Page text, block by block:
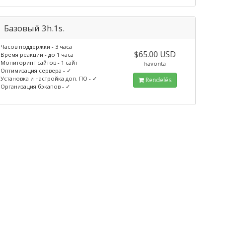
Базовый 3h.1s.
Часов поддержки - 3 часа
Время реакции - до 1 часа
Мониторинг сайтов - 1 сайт
Оптимизация сервера - ✓
Установка и настройка доп. ПО - ✓
Организация бэкапов - ✓
$65.00 USD
havonta
Rendelés